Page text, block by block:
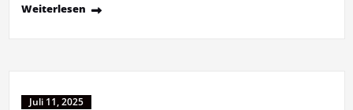
Weiterlesen
Juli 11, 2025